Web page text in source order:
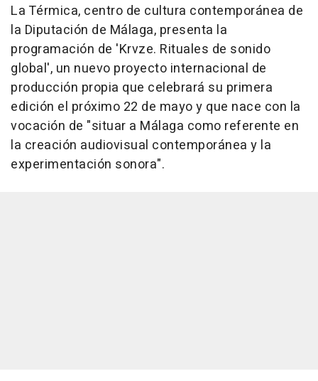
La Térmica, centro de cultura contemporánea de
la Diputación de Málaga, presenta la
programación de 'Krvze. Rituales de sonido
global', un nuevo proyecto internacional de
producción propia que celebrará su primera
edición el próximo 22 de mayo y que nace con la
vocación de "situar a Málaga como referente en
la creación audiovisual contemporánea y la
experimentación sonora".